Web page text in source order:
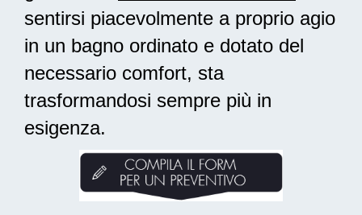
sentirsi piacevolmente a proprio agio
in un bagno ordinato e dotato del
necessario comfort, sta
trasformandosi sempre più in
esigenza.